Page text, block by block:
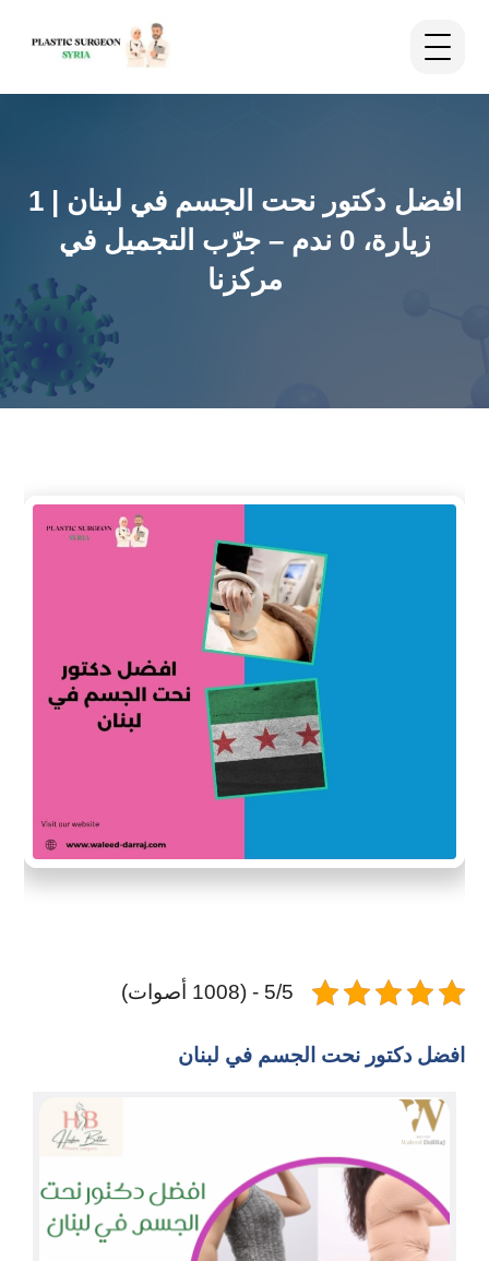
افضل دكتور نحت الجسم في لبنان | 1
زيارة، 0 ندم – جرّب التجميل في
مركزنا
5/5 - (1008 أصوات)
افضل دكتور نحت الجسم في لبنان